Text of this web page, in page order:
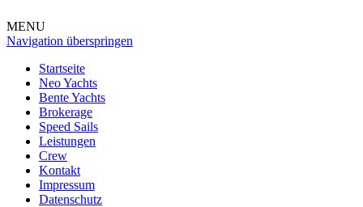
MENU
Navigation überspringen
Startseite
Neo Yachts
Bente Yachts
Brokerage
Speed Sails
Leistungen
Crew
Kontakt
Impressum
Datenschutz